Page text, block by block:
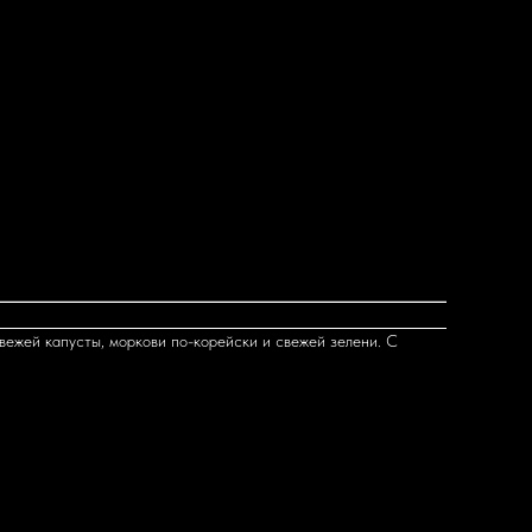
капусты, моркови по-корейски и свежей зелени. С